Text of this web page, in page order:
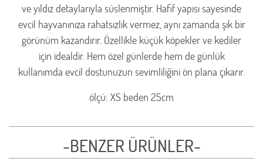
ve yıldız detaylarıyla süslenmiştir. Hafif yapısı sayesinde
evcil hayvanınıza rahatsızlık vermez, aynı zamanda şık bir
görünüm kazandırır. Özellikle küçük köpekler ve kediler
için idealdir. Hem özel günlerde hem de günlük
kullanımda evcil dostunuzun sevimliliğini ön plana çıkarır.
ölçü: XS beden 25cm
-BENZER ÜRÜNLER-